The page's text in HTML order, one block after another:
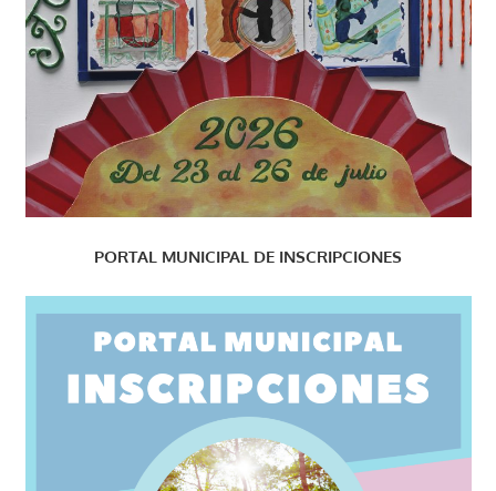
PORTAL MUNICIPAL DE INSCRIPCIONES